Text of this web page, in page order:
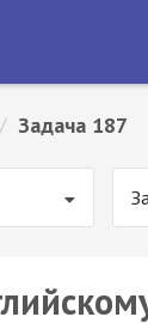
/ Задача 187